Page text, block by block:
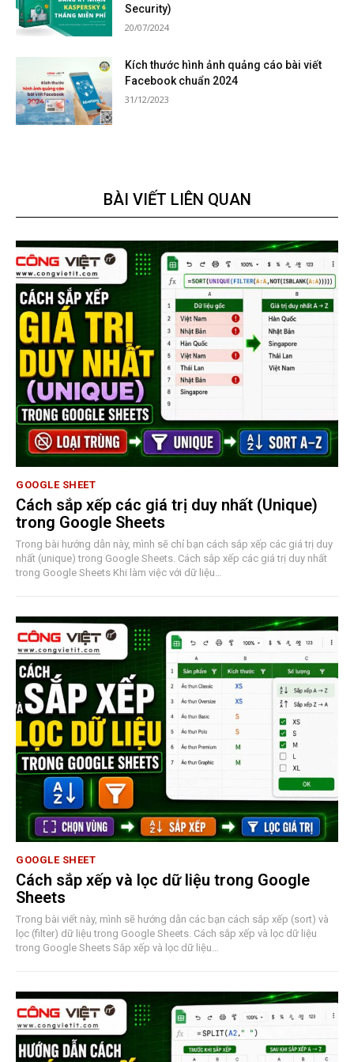
Security)
20/07/2024
Kích thước hình ảnh quảng cáo bài viết
Facebook chuẩn 2024
31/12/2023
BÀI VIẾT LIÊN QUAN
GOOGLE SHEET
Cách sắp xếp các giá trị duy nhất (Unique)
trong Google Sheets
Trong bài hướng dẫn này, mình sẽ chỉ bạn cách sắp xếp các giá trị duy
nhất (unique) trong Google Sheets. Cách sắp xếp các giá trị duy nhất
trong Google Sheets Khi làm việc với dữ liệu…
GOOGLE SHEET
Cách sắp xếp và lọc dữ liệu trong Google
Sheets
Trong bài viết này, mình sẽ hướng dẫn các bạn cách sắp xếp (sort) và
lọc (filter) dữ liệu trong Google Sheets. Cách sắp xếp và lọc dữ liệu
trong Google Sheets Sắp xếp và lọc dữ liệu…